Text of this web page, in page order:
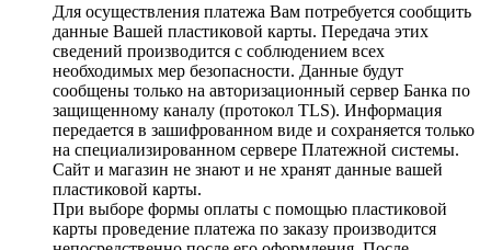
Для осуществления платежа Вам потребуется сообщить
данные Вашей пластиковой карты. Передача этих
сведений производится с соблюдением всех
необходимых мер безопасности. Данные будут
сообщены только на авторизационный сервер Банка по
защищенному каналу (протокол TLS). Информация
передается в зашифрованном виде и сохраняется только
на специализированном сервере Платежной системы.
Сайт и магазин не знают и не хранят данные вашей
пластиковой карты.
При выборе формы оплаты с помощью пластиковой
карты проведение платежа по заказу производится